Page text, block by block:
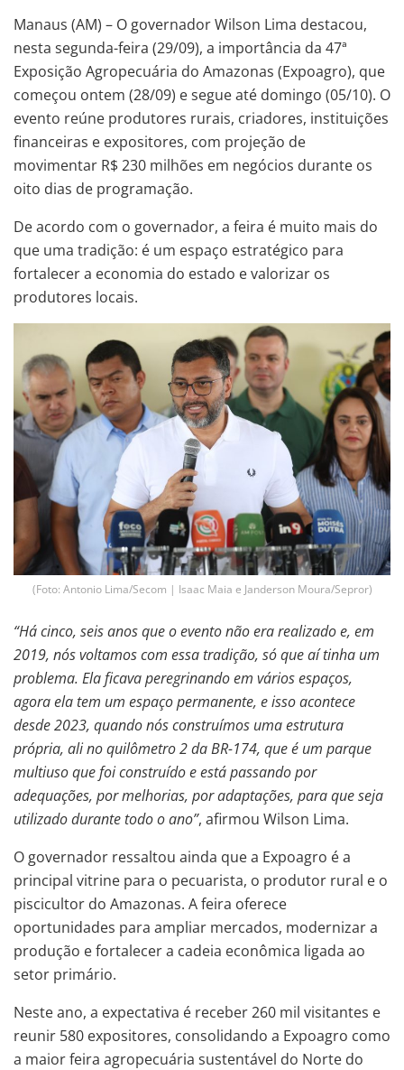
Manaus (AM) – O governador Wilson Lima destacou,
nesta segunda-feira (29/09), a importância da 47ª
Exposição Agropecuária do Amazonas (Expoagro), que
começou ontem (28/09) e segue até domingo (05/10). O
evento reúne produtores rurais, criadores, instituições
financeiras e expositores, com projeção de
movimentar R$ 230 milhões em negócios durante os
oito dias de programação.
De acordo com o governador, a feira é muito mais do
que uma tradição: é um espaço estratégico para
fortalecer a economia do estado e valorizar os
produtores locais.
(Foto: Antonio Lima/Secom | Isaac Maia e Janderson Moura/Sepror)
“Há cinco, seis anos que o evento não era realizado e, em
2019, nós voltamos com essa tradição, só que aí tinha um
problema. Ela ficava peregrinando em vários espaços,
agora ela tem um espaço permanente, e isso acontece
desde 2023, quando nós construímos uma estrutura
própria, ali no quilômetro 2 da BR-174, que é um parque
multiuso que foi construído e está passando por
adequações, por melhorias, por adaptações, para que seja
utilizado durante todo o ano”, afirmou Wilson Lima.
O governador ressaltou ainda que a Expoagro é a
principal vitrine para o pecuarista, o produtor rural e o
piscicultor do Amazonas. A feira oferece
oportunidades para ampliar mercados, modernizar a
produção e fortalecer a cadeia econômica ligada ao
setor primário.
Neste ano, a expectativa é receber 260 mil visitantes e
reunir 580 expositores, consolidando a Expoagro como
a maior feira agropecuária sustentável do Norte do